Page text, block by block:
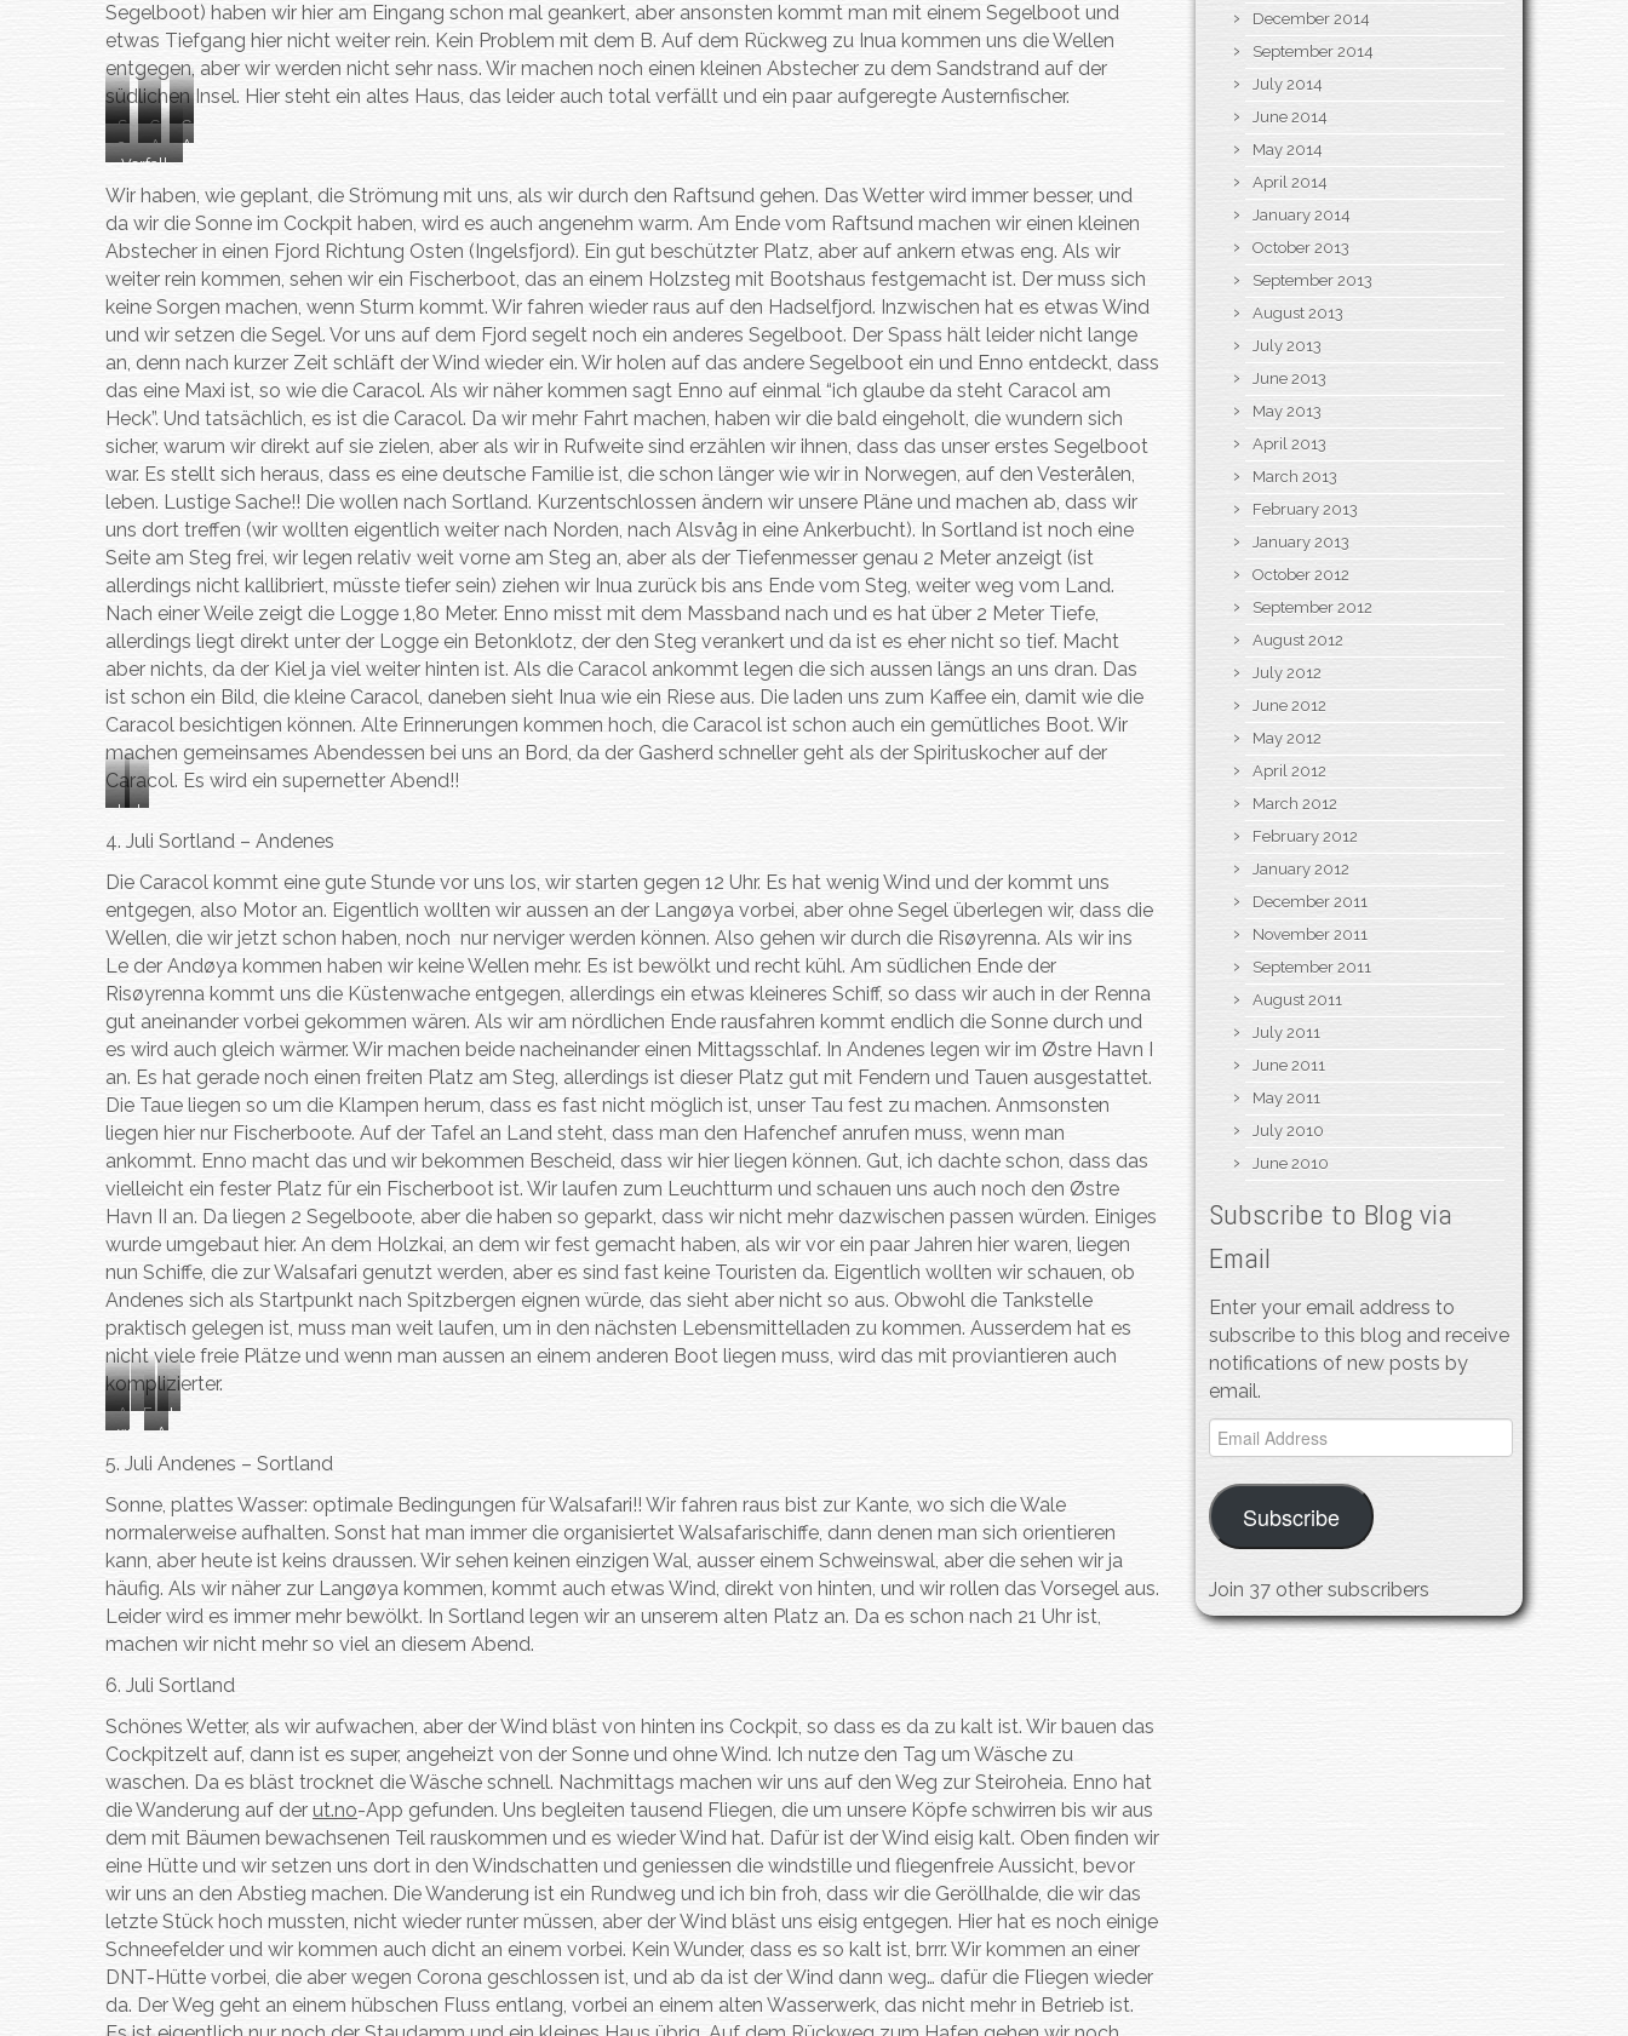
Segelboot) haben wir hier am Eingang schon mal geankert, aber ansonsten kommt man mit einem Segelboot und
etwas Tiefgang hier nicht weiter rein. Kein Problem mit dem B. Auf dem Rückweg zu Inua kommen uns die Wellen
entgegen, aber wir werden nicht sehr nass. Wir machen noch einen kleinen Abstecher zu dem Sandstrand auf der
südlichen Insel. Hier steht ein altes Haus, das leider auch total verfällt und ein paar aufgeregte Austernfischer.
S
e
b
e
i
m
G
r
u
n
n
f
j
o
r
d
G
r
n
n
f
j
o
r
d
m
i
t
d
e
m
B
G
r
n
n
f
j
o
r
d
m
i
t
d
e
m
B
a
k
e
r
n
i
m
R
a
f
t
u
A
k
e
r
n
i
m
R
a
f
t
s
n
A
k
e
r
n
i
m
R
a
f
t
s
n
Verfall
enes
Haus
beim
Ankerp
latz im
Raftsu
nd
Wir haben, wie geplant, die Strömung mit uns, als wir durch den Raftsund gehen. Das Wetter wird immer besser, und
da wir die Sonne im Cockpit haben, wird es auch angenehm warm. Am Ende vom Raftsund machen wir einen kleinen
Abstecher in einen Fjord Richtung Osten (Ingelsfjord). Ein gut beschützter Platz, aber auf ankern etwas eng. Als wir
weiter rein kommen, sehen wir ein Fischerboot, das an einem Holzsteg mit Bootshaus festgemacht ist. Der muss sich
keine Sorgen machen, wenn Sturm kommt. Wir fahren wieder raus auf den Hadselfjord. Inzwischen hat es etwas Wind
und wir setzen die Segel. Vor uns auf dem Fjord segelt noch ein anderes Segelboot. Der Spass hält leider nicht lange
an, denn nach kurzer Zeit schläft der Wind wieder ein. Wir holen auf das andere Segelboot ein und Enno entdeckt, dass
das eine Maxi ist, so wie die Caracol. Als wir näher kommen sagt Enno auf einmal “ich glaube da steht Caracol am
Heck”. Und tatsächlich, es ist die Caracol. Da wir mehr Fahrt machen, haben wir die bald eingeholt, die wundern sich
sicher, warum wir direkt auf sie zielen, aber als wir in Rufweite sind erzählen wir ihnen, dass das unser erstes Segelboot
war. Es stellt sich heraus, dass es eine deutsche Familie ist, die schon länger wie wir in Norwegen, auf den Vesterålen,
leben. Lustige Sache!! Die wollen nach Sortland. Kurzentschlossen ändern wir unsere Pläne und machen ab, dass wir
uns dort treffen (wir wollten eigentlich weiter nach Norden, nach Alsvåg in eine Ankerbucht). In Sortland ist noch eine
Seite am Steg frei, wir legen relativ weit vorne am Steg an, aber als der Tiefenmesser genau 2 Meter anzeigt (ist
allerdings nicht kallibriert, müsste tiefer sein) ziehen wir Inua zurück bis ans Ende vom Steg, weiter weg vom Land.
Nach einer Weile zeigt die Logge 1,80 Meter. Enno misst mit dem Massband nach und es hat über 2 Meter Tiefe,
allerdings liegt direkt unter der Logge ein Betonklotz, der den Steg verankert und da ist es eher nicht so tief. Macht
aber nichts, da der Kiel ja viel weiter hinten ist. Als die Caracol ankommt legen die sich aussen längs an uns dran. Das
ist schon ein Bild, die kleine Caracol, daneben sieht Inua wie ein Riese aus. Die laden uns zum Kaffee ein, damit wie die
Caracol besichtigen können. Alte Erinnerungen kommen hoch, die Caracol ist schon auch ein gemütliches Boot. Wir
machen gemeinsames Abendessen bei uns an Bord, da der Gasherd schneller geht als der Spirituskocher auf der
Caracol. Es wird ein supernetter Abend!!
I
e
l
s
f
j
o
r
d
I
n
a
u
n
d
C
a
r
a
c
o
l
4. Juli Sortland – Andenes
Die Caracol kommt eine gute Stunde vor uns los, wir starten gegen 12 Uhr. Es hat wenig Wind und der kommt uns
entgegen, also Motor an. Eigentlich wollten wir aussen an der Langøya vorbei, aber ohne Segel überlegen wir, dass die
Wellen, die wir jetzt schon haben, noch nur nerviger werden können. Also gehen wir durch die Risøyrenna. Als wir ins
Le der Andøya kommen haben wir keine Wellen mehr. Es ist bewölkt und recht kühl. Am südlichen Ende der
Risøyrenna kommt uns die Küstenwache entgegen, allerdings ein etwas kleineres Schiff, so dass wir auch in der Renna
gut aneinander vorbei gekommen wären. Als wir am nördlichen Ende rausfahren kommt endlich die Sonne durch und
es wird auch gleich wärmer. Wir machen beide nacheinander einen Mittagsschlaf. In Andenes legen wir im Østre Havn I
an. Es hat gerade noch einen freiten Platz am Steg, allerdings ist dieser Platz gut mit Fendern und Tauen ausgestattet.
Die Taue liegen so um die Klampen herum, dass es fast nicht möglich ist, unser Tau fest zu machen. Anmsonsten
liegen hier nur Fischerboote. Auf der Tafel an Land steht, dass man den Hafenchef anrufen muss, wenn man
ankommt. Enno macht das und wir bekommen Bescheid, dass wir hier liegen können. Gut, ich dachte schon, dass das
vielleicht ein fester Platz für ein Fischerboot ist. Wir laufen zum Leuchtturm und schauen uns auch noch den Østre
Havn II an. Da liegen 2 Segelboote, aber die haben so geparkt, dass wir nicht mehr dazwischen passen würden. Einiges
wurde umgebaut hier. An dem Holzkai, an dem wir fest gemacht haben, als wir vor ein paar Jahren hier waren, liegen
nun Schiffe, die zur Walsafari genutzt werden, aber es sind fast keine Touristen da. Eigentlich wollten wir schauen, ob
Andenes sich als Startpunkt nach Spitzbergen eignen würde, das sieht aber nicht so aus. Obwohl die Tankstelle
praktisch gelegen ist, muss man weit laufen, um in den nächsten Lebensmittelladen zu kommen. Ausserdem hat es
nicht viele freie Plätze und wenn man aussen an einem anderen Boot liegen muss, wird das mit proviantieren auch
komplizierter.
A
d
s
E
n
b
e
n
e
i
e
m
W
a
l
s
c
h
ä
d
e
l
I
u
a
S
t
e
g
w
v
e
r
l
a
s
n
A
n
d
e
n
e
s
A
n
ø
y
a
5. Juli Andenes – Sortland
Sonne, plattes Wasser: optimale Bedingungen für Walsafari!! Wir fahren raus bist zur Kante, wo sich die Wale
normalerweise aufhalten. Sonst hat man immer die organisiertet Walsafarischiffe, dann denen man sich orientieren
kann, aber heute ist keins draussen. Wir sehen keinen einzigen Wal, ausser einem Schweinswal, aber die sehen wir ja
häufig. Als wir näher zur Langøya kommen, kommt auch etwas Wind, direkt von hinten, und wir rollen das Vorsegel aus.
Leider wird es immer mehr bewölkt. In Sortland legen wir an unserem alten Platz an. Da es schon nach 21 Uhr ist,
machen wir nicht mehr so viel an diesem Abend.
6. Juli Sortland
Schönes Wetter, als wir aufwachen, aber der Wind bläst von hinten ins Cockpit, so dass es da zu kalt ist. Wir bauen das
Cockpitzelt auf, dann ist es super, angeheizt von der Sonne und ohne Wind. Ich nutze den Tag um Wäsche zu
waschen. Da es bläst trocknet die Wäsche schnell. Nachmittags machen wir uns auf den Weg zur Steiroheia. Enno hat
die Wanderung auf der ut.no-App gefunden. Uns begleiten tausend Fliegen, die um unsere Köpfe schwirren bis wir aus
dem mit Bäumen bewachsenen Teil rauskommen und es wieder Wind hat. Dafür ist der Wind eisig kalt. Oben finden wir
eine Hütte und wir setzen uns dort in den Windschatten und geniessen die windstille und fliegenfreie Aussicht, bevor
wir uns an den Abstieg machen. Die Wanderung ist ein Rundweg und ich bin froh, dass wir die Geröllhalde, die wir das
letzte Stück hoch mussten, nicht wieder runter müssen, aber der Wind bläst uns eisig entgegen. Hier hat es noch einige
Schneefelder und wir kommen auch dicht an einem vorbei. Kein Wunder, dass es so kalt ist, brrr. Wir kommen an einer
DNT-Hütte vorbei, die aber wegen Corona geschlossen ist, und ab da ist der Wind dann weg… dafür die Fliegen wieder
da. Der Weg geht an einem hübschen Fluss entlang, vorbei an einem alten Wasserwerk, das nicht mehr in Betrieb ist.
December 2014
September 2014
July 2014
June 2014
May 2014
April 2014
January 2014
October 2013
September 2013
August 2013
July 2013
June 2013
May 2013
April 2013
March 2013
February 2013
January 2013
October 2012
September 2012
August 2012
July 2012
June 2012
May 2012
April 2012
March 2012
February 2012
January 2012
December 2011
November 2011
September 2011
August 2011
July 2011
June 2011
May 2011
July 2010
June 2010
Subscribe to Blog via
Email
Enter your email address to
subscribe to this blog and receive
notifications of new posts by
email.
Email
Address
Subscribe
Join 37 other subscribers